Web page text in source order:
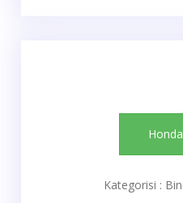
Honda
Kategorisi :